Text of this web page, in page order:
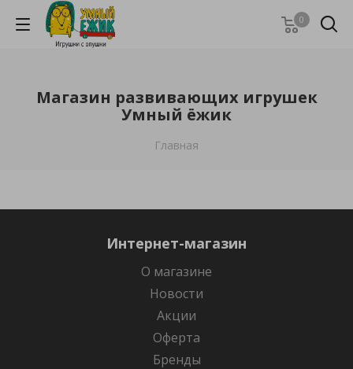
0
Магазин развивающих игрушек
Умный ёжик
Главная
Интернет-магазин
О магазине
Новости
Акции
Оферта
Бренды